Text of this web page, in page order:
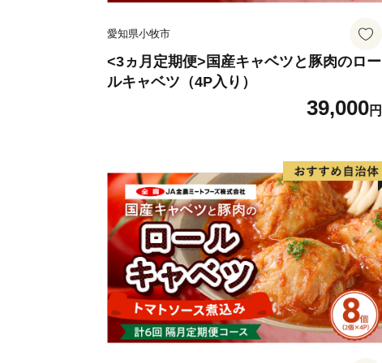
愛知県小牧市
<3ヵ月定期便>国産キャベツと豚肉のロー
ルキャベツ（4P入り）
39,000円